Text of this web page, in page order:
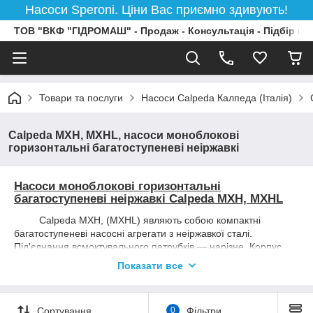
Насоси Speroni. Ціни Вас приємно здивують!
ТОВ "ВКФ "ГІДРОМАШ" - Продаж - Консультація - Підбір
Товари та послуги Насоси Calpeda Калпеда (Італія)
Calpeda MXH, MXHL, насоси моноблокові
горизонтальні багатоступеневі неіржавкі
Насоси моноблокові горизонтальні
багатоступеневі неіржавкі Calpeda MXH, MXHL
Calpeda MXH, (MXHL) являють собою компактні
багатоступеневі насосні агрегати з неіржавкої сталі.
Під'єднання всмоктувального патрубків — нарізне. Корпус
насоса, а також з'єднання насоса з двигуном — монолітні.
Показати все
Сортування 0 Фільтри